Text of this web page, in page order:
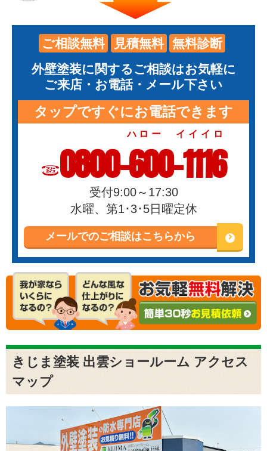
ご相談無料 見積無料
無料診断
外壁塗装に関するご相談はお気軽に
ご来店・お電話・メール下さい
タップですぐにお電話できます
0800-600-1116
ハロー イイイロ
受付9:00～17:30
水曜、第1･3･5日曜定休
メールでのご相談はこちらから
きじま塗装 出雲ショールーム アクセス
マップ